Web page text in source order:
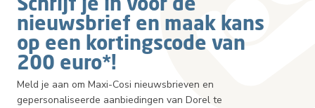
nieuwsbrief en maak kans
op een kortingscode van
200 euro*!
Meld je aan om Maxi-Cosi nieuwsbrieven en
gepersonaliseerde aanbiedingen van Dorel te